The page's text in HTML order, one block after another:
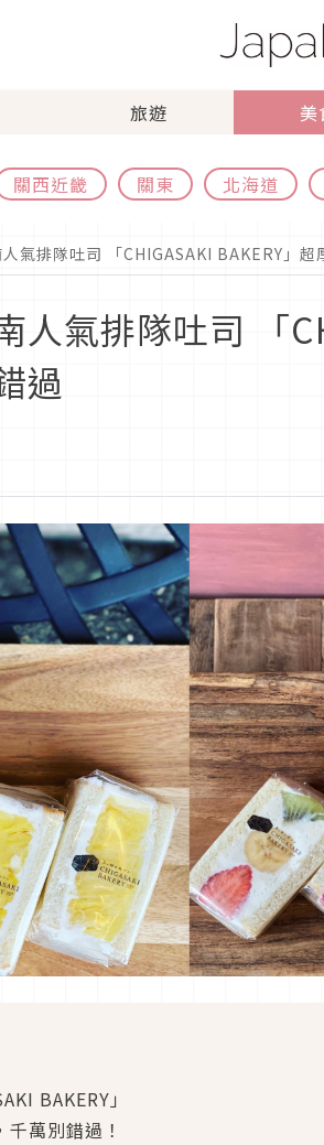
旅遊 美
關西近畿 關東 北海道
氣排隊吐司 「CHIGASAKI BAKERY」
人氣排隊吐司 「
過
BAKERY」
萬別錯過！